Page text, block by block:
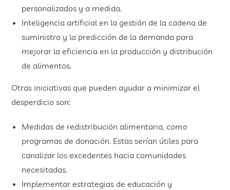
personalizados y a medida.
Inteligencia artificial en la gestión de la cadena de
suministro y la predicción de la demanda para
mejorar la eficiencia en la producción y distribución
de alimentos.
Otras iniciativas que pueden ayudar a minimizar el
desperdicio son:
Medidas de redistribución alimentaria, como
programas de donación. Estas serían útiles para
canalizar los excedentes hacia comunidades
necesitadas.
Implementar estrategias de educación y